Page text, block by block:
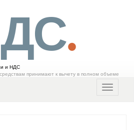
.
и НДС
принимают к вычету в полном объеме
Toggle